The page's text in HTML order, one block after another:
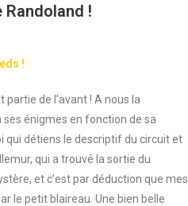
!
!
de l’avant ! A nous la
ses énigmes en fonction de sa
qui détiens le descriptif du circuit et
qui a trouvé la sortie du
et c’est par déduction que mes
le petit blaireau. Une bien belle